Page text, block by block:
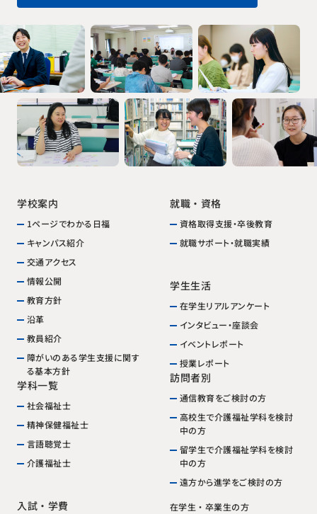
学校案内
1ページでわかる日福
キャンパス紹介
交通アクセス
情報公開
教育方針
沿革
教員紹介
障がいのある学生支援に関す
る基本方針
学科一覧
社会福祉士
精神保健福祉士
言語聴覚士
介護福祉士
入試・学費
就職・資格
資格取得支援・卒後教育
就職サポート・就職実績
学生生活
在学生リアルアンケート
インタビュー・座談会
イベントレポート
授業レポート
訪問者別
通信教育をご検討の方
高校生で介護福祉学科を検討
中の方
留学生で介護福祉学科を検討
中の方
遠方から進学をご検討の方
在学生・卒業生の方